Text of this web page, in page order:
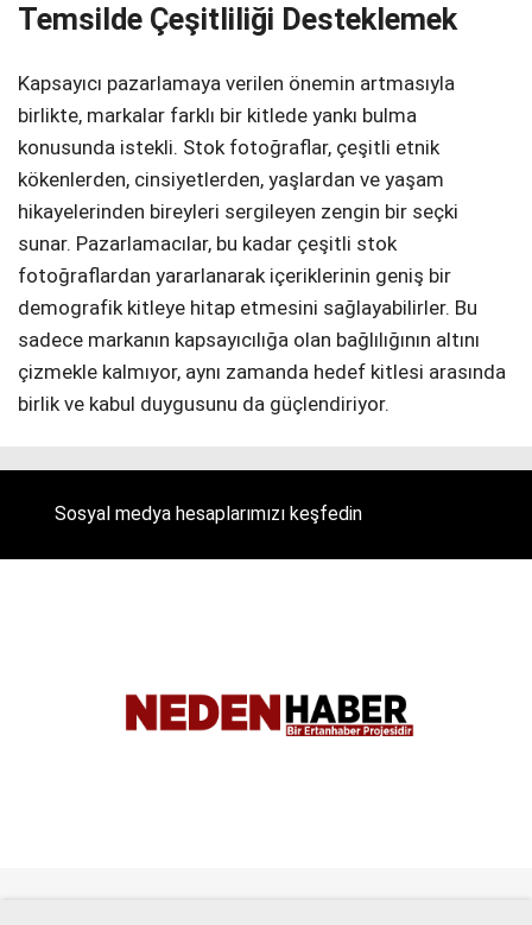
Temsilde Çeşitliliği Desteklemek
Kapsayıcı pazarlamaya verilen önemin artmasıyla
birlikte, markalar farklı bir kitlede yankı bulma
konusunda istekli. Stok fotoğraflar, çeşitli etnik
kökenlerden, cinsiyetlerden, yaşlardan ve yaşam
hikayelerinden bireyleri sergileyen zengin bir seçki
sunar. Pazarlamacılar, bu kadar çeşitli stok
fotoğraflardan yararlanarak içeriklerinin geniş bir
demografik kitleye hitap etmesini sağlayabilirler. Bu
sadece markanın kapsayıcılığa olan bağlılığının altını
çizmekle kalmıyor, aynı zamanda hedef kitlesi arasında
birlik ve kabul duygusunu da güçlendiriyor.
Sosyal medya hesaplarımızı keşfedin